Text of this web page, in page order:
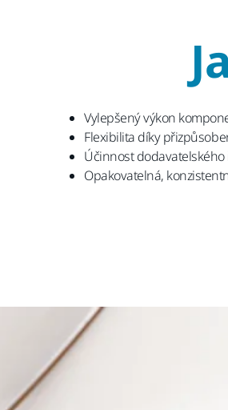
Vylepšený výkon
Flexibilita díky
Účinnost dodavatelského
Opakovatelná,